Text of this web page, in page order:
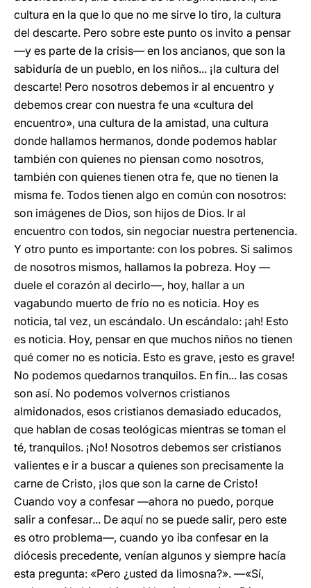
cultura en la que lo que no me sirve lo tiro, la cultura
del descarte. Pero sobre este punto os invito a pensar
—y es parte de la crisis— en los ancianos, que son la
sabiduría de un pueblo, en los niños... ¡la cultura del
descarte! Pero nosotros debemos ir al encuentro y
debemos crear con nuestra fe una «cultura del
encuentro», una cultura de la amistad, una cultura
donde hallamos hermanos, donde podemos hablar
también con quienes no piensan como nosotros,
también con quienes tienen otra fe, que no tienen la
misma fe. Todos tienen algo en común con nosotros:
son imágenes de Dios, son hijos de Dios. Ir al
encuentro con todos, sin negociar nuestra pertenencia.
Y otro punto es importante: con los pobres. Si salimos
de nosotros mismos, hallamos la pobreza. Hoy —
duele el corazón al decirlo—, hoy, hallar a un
vagabundo muerto de frío no es noticia. Hoy es
noticia, tal vez, un escándalo. Un escándalo: ¡ah! Esto
es noticia. Hoy, pensar en que muchos niños no tienen
qué comer no es noticia. Esto es grave, ¡esto es grave!
No podemos quedarnos tranquilos. En fin... las cosas
son así. No podemos volvernos cristianos
almidonados, esos cristianos demasiado educados,
que hablan de cosas teológicas mientras se toman el
té, tranquilos. ¡No! Nosotros debemos ser cristianos
valientes e ir a buscar a quienes son precisamente la
carne de Cristo, ¡los que son la carne de Cristo!
Cuando voy a confesar —ahora no puedo, porque
salir a confesar... De aquí no se puede salir, pero este
es otro problema—, cuando yo iba confesar en la
diócesis precedente, venían algunos y siempre hacía
esta pregunta: «Pero ¿usted da limosna?». —«Sí,